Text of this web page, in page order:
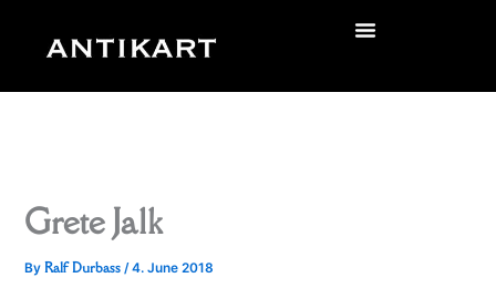
Grete Jalk
ByRalf Durbass/4. June 2018